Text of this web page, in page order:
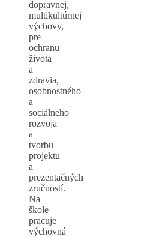
dopravnej,
multikultúrnej
výchovy,
pre
ochranu
života
a
zdravia,
osobnostného
a
sociálneho
rozvoja
a
tvorbu
projektu
a
prezentačných
zručností.
Na
škole
pracuje
výchovná